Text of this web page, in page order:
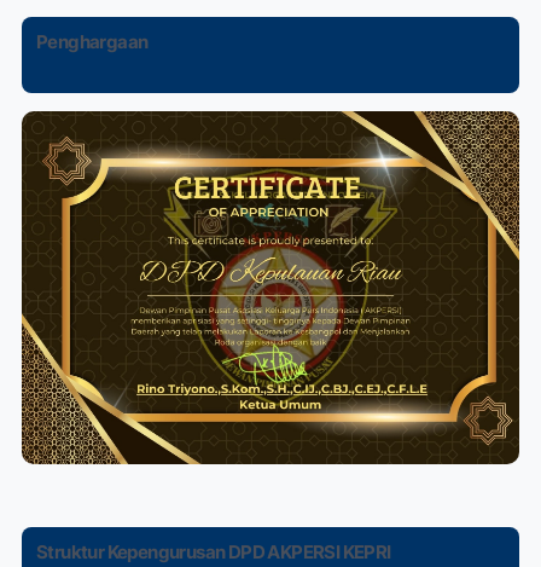
Penghargaan
Struktur Kepengurusan DPD AKPERSI KEPRI